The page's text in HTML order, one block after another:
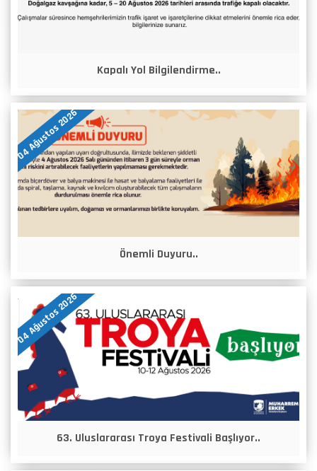
Kapalı Yol Bilgilendirme..
04 Ağustos 2026
Önemli Duyuru..
04 Ağustos 2026
63. Uluslararası Troya Festivali Başlıyor..